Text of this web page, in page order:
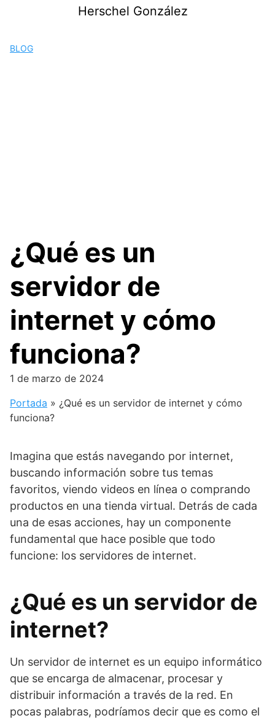
Herschel González
BLOG
¿Qué es un
servidor de
internet y cómo
funciona?
1 de marzo de 2024
Portada » ¿Qué es un servidor de internet y cómo
funciona?
Imagina que estás navegando por internet,
buscando información sobre tus temas
favoritos, viendo videos en línea o comprando
productos en una tienda virtual. Detrás de cada
una de esas acciones, hay un componente
fundamental que hace posible que todo
funcione: los servidores de internet.
¿Qué es un servidor de
internet?
Un servidor de internet es un equipo informático
que se encarga de almacenar, procesar y
distribuir información a través de la red. En
pocas palabras, podríamos decir que es como el